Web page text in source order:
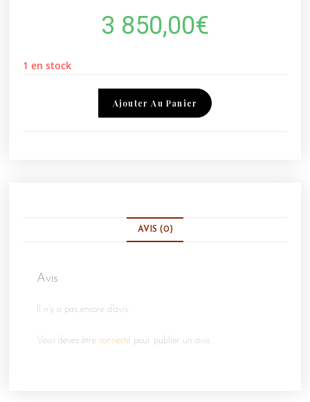
3 850,00€
1 en stock
Ajouter Au Panier
AVIS (0)
Avis
Il n’y a pas encore d’avis.
Vous devez êtreconnecté pour publier un avis.